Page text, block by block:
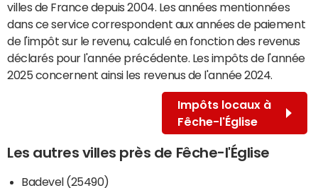
villes de France depuis 2004. Les années mentionnées
dans ce service correspondent aux années de paiement
de l'impôt sur le revenu, calculé en fonction des revenus
déclarés pour l'année précédente. Les impôts de l'année
2025 concernent ainsi les revenus de l'année 2024.
Impôts locaux à
Fêche-l'Église
Les autres villes près de Fêche-l'Église
Badevel (25490)